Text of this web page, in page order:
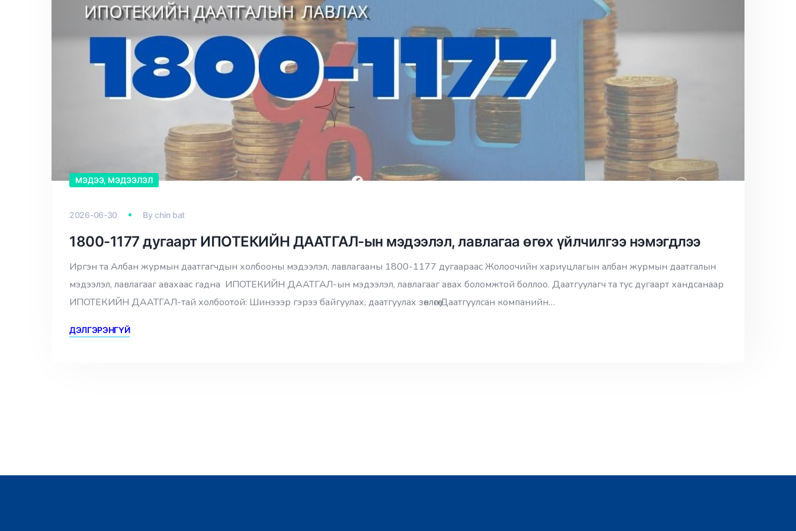
МЭДЭЭ, МЭДЭЭЛЭЛ
2026-06-30 Bychin bat
1800-1177 дугаарт ИПОТЕКИЙН ДААТГАЛ-ын мэдээлэл, лавлагаа өгөх үйлчилгээ нэмэгдлээ
Иргэн та Албан журмын даатгагчдын холбооны мэдээлэл, лавлагааны 1800-1177 дугаараас Жолоочийн хариуцлагын албан журмын даатгалын
мэдээлэл, лавлагааг авахаас гадна ИПОТЕКИЙН ДААТГАЛ-ын мэдээлэл, лавлагааг авах боломжтой боллоо. Даатгуулагч та тус дугаарт хандсанаар
ИПОТЕКИЙН ДААТГАЛ-тай холбоотой: Шинэээр гэрээ байгуулах, даатгуулах зөвлөгөө Даатгуулсан компанийн…
ДЭЛГЭРЭНГҮЙ